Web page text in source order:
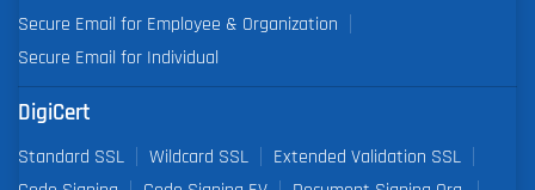
Secure Email for Employee & Organization
Secure Email for Individual
DigiCert
Standard SSL Wildcard SSL
Extended Validation SSL